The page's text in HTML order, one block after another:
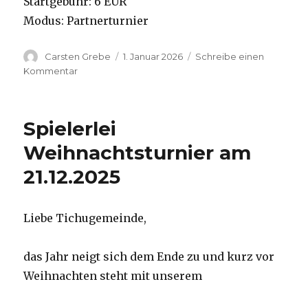
Modus: Partnerturnier
Autor
Carsten Grebe
Veröffentlicht
1. Januar 2026
Schreibe einen
Kommentar
am
25.01.2026
Spielerlei
Weihnachtsturnier am
21.12.2025
Liebe Tichugemeinde,
das Jahr neigt sich dem Ende zu und kurz vor
Weihnachten steht mit unserem